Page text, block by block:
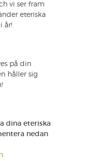
vi ser fram
eteriska
år!
på din
håller sig
dina eteriska
nedan